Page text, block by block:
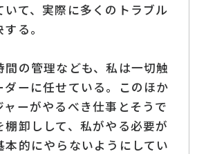
いて、実際に多くのトラブル
る。
間の管理なども、私は一切触
ダーに任せている。このほか
ャーがやるべき仕事とそうで
棚卸しして、私がやる必要が
本的にやらないようにしてい